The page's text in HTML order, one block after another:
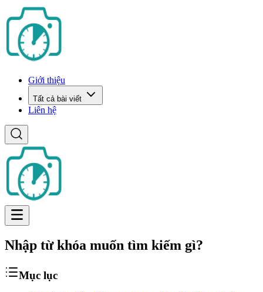
Giới thiệu
Tất cả bài viết
Liên hệ
Nhập từ khóa muốn tìm kiếm gì?
Mục lục